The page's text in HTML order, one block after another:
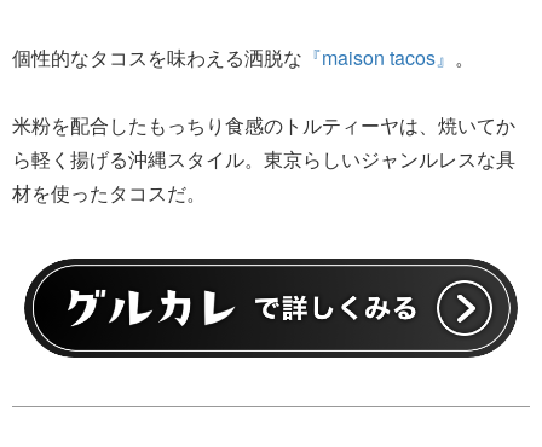
個性的なタコスを味わえる洒脱な 『maison tacos』 。
米粉を配合したもっちり食感のトルティーヤは、焼いてか
ら軽く揚げる沖縄スタイル。東京らしいジャンルレスな具
材を使ったタコスだ。